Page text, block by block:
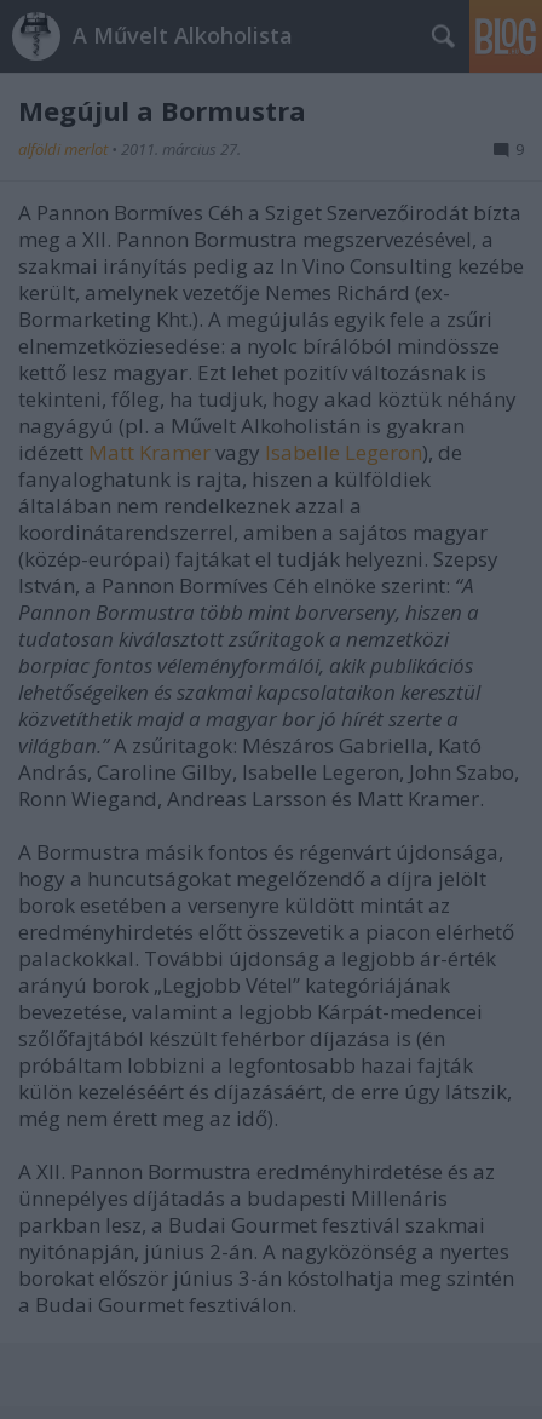
A Művelt Alkoholista
Megújul a Bormustra
alföldi merlot • 2011. március 27. 9
A Pannon Bormíves Céh a Sziget Szervezőirodát bízta
meg a XII. Pannon Bormustra megszervezésével, a
szakmai irányítás pedig az In Vino Consulting kezébe
került, amelynek vezetője Nemes Richárd (ex-
Bormarketing Kht.). A megújulás egyik fele a zsűri
elnemzetköziesedése: a nyolc bírálóból mindössze
kettő lesz magyar. Ezt lehet pozitív változásnak is
tekinteni, főleg, ha tudjuk, hogy akad köztük néhány
nagyágyú (pl. a Művelt Alkoholistán is gyakran
idézett Matt Kramervagy Isabelle Legeron), de
fanyaloghatunk is rajta, hiszen a külföldiek
általában nem rendelkeznek azzal a
koordinátarendszerrel, amiben a sajátos magyar
(közép-európai) fajtákat el tudják helyezni. Szepsy
István, a Pannon Bormíves Céh elnöke szerint: “A
Pannon Bormustra több mint borverseny, hiszen a
tudatosan kiválasztott zsűritagok a nemzetközi
borpiac fontos véleményformálói, akik publikációs
lehetőségeiken és szakmai kapcsolataikon keresztül
közvetíthetik majd a magyar bor jó hírét szerte a
világban.”A zsűritagok: Mészáros Gabriella, Kató
András, Caroline Gilby, Isabelle Legeron, John Szabo,
Ronn Wiegand, Andreas Larsson és Matt Kramer.
A Bormustra másik fontos és régenvárt újdonsága,
hogy a huncutságokat megelőzendő a díjra jelölt
borok esetében a versenyre küldött mintát az
eredményhirdetés előtt összevetik a piacon elérhető
palackokkal. További újdonság a legjobb ár-érték
arányú borok „Legjobb Vétel” kategóriájának
bevezetése, valamint a legjobb Kárpát-medencei
szőlőfajtából készült fehérbor díjazása is (én
próbáltam lobbizni a legfontosabb hazai fajták
külön kezeléséért és díjazásáért, de erre úgy látszik,
még nem érett meg az idő).
A XII. Pannon Bormustra eredményhirdetése és az
ünnepélyes díjátadás a budapesti Millenáris
parkban lesz, a Budai Gourmet fesztivál szakmai
nyitónapján, június 2-án. A nagyközönség a nyertes
borokat először június 3-án kóstolhatja meg szintén
a Budai Gourmet fesztiválon.